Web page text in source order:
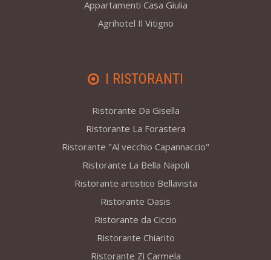
Appartamenti Casa Giulia
Agrihotel Il Vitigno
I RISTORANTI
Ristorante Da Gisella
Ristorante La Forastera
Ristorante "Al vecchio Capannaccio"
Ristorante La Bella Napoli
Ristorante artistico Bellavista
Ristorante Oasis
Ristorante da Ciccio
Ristorante Chiarito
Ristorante Zì Carmela